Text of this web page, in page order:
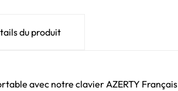
du produit
avec notre clavier AZERTY Français